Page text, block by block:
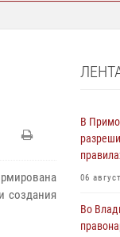
создания
В
06
Во